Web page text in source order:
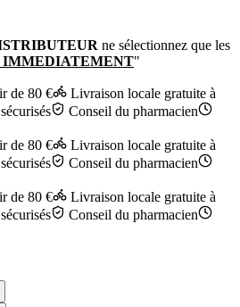
ne sélectionnez que les
IMMEDIATEMENT"
de 80 €
Livraison locale gratuite à
Conseil du pharmacien
de 80 €
Livraison locale gratuite à
Conseil du pharmacien
de 80 €
Livraison locale gratuite à
Conseil du pharmacien